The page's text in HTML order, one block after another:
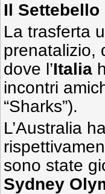
Il
La trasferta
prenatalizio,
dove l’Italia
incontri
“Sharks”).
L’Australia
sono state
Sydney